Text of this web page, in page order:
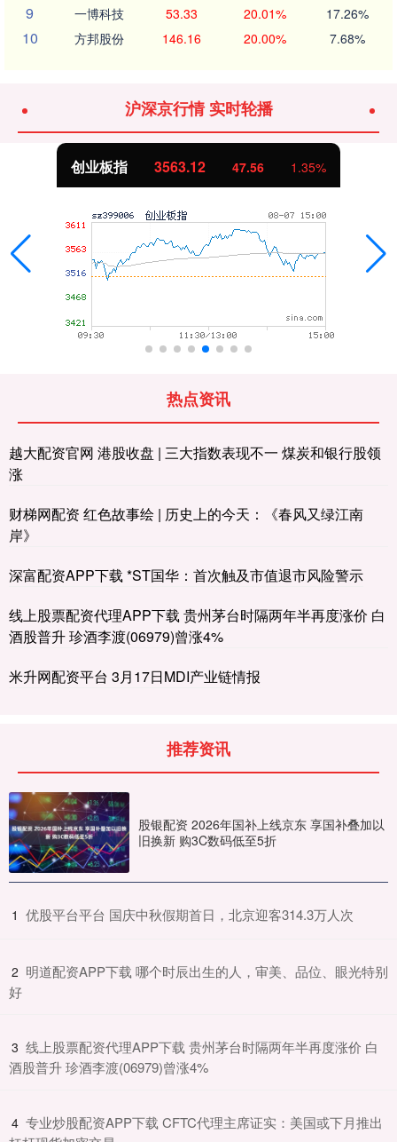
9 一博科技 53.33 20.01% 17.26%
10 方邦股份 146.16 20.00% 7.68%
沪深京行情 实时轮播
创业板指 3563.12 47.56 1.35%
热点资讯
越大配资官网 港股收盘 | 三大指数表现不一 煤炭和银行股领
涨
财梯网配资 红色故事绘 | 历史上的今天：《春风又绿江南
岸》
深富配资APP下载 *ST国华：首次触及市值退市风险警示
线上股票配资代理APP下载 贵州茅台时隔两年半再度涨价 白
酒股普升 珍酒李渡(06979)曾涨4%
米升网配资平台 3月17日MDI产业链情报
推荐资讯
股银配资 2026年国补上线京东 享国补叠加以
旧换新 购3C数码低至5折
1 ​优股平台平台 国庆中秋假期首日，北京迎客314.3万人次
2 ​明道配资APP下载 哪个时辰出生的人，审美、品位、眼光特别
好
3 ​线上股票配资代理APP下载 贵州茅台时隔两年半再度涨价 白
酒股普升 珍酒李渡(06979)曾涨4%
4 ​专业炒股配资APP下载 CFTC代理主席证实：美国或下月推出